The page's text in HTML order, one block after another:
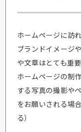
ホームページに訪
ブランドイメージ
や文章はとても重
ホームページの制
する写真の撮影や
をお願いされる場
る）